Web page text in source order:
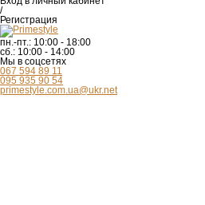
/
Регистрация
пн.-пт.: 10:00 - 18:00
сб.: 10:00 - 14:00
Мы в соцсетях
067 594 89 11
095 935 90 54
primestyle.com.ua@ukr.net